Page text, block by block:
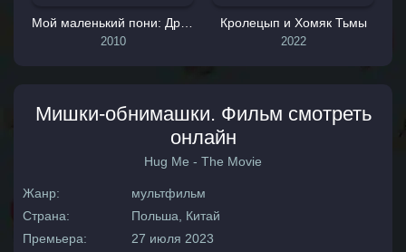
2010
Кролецып и Хомяк Тьмы
2022
Мишки-обнимашки. Фильм смотреть
онлайн
Hug Me - The Movie
Жанр:
мультфильм
Страна:
Польша, Китай
Премьера:
27 июля 2023